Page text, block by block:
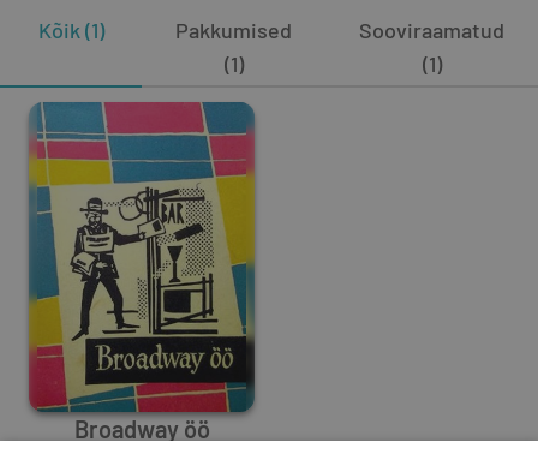
Kõik (1)
Pakkumised
(1)
Sooviraamatud
(1)
Broadway öö